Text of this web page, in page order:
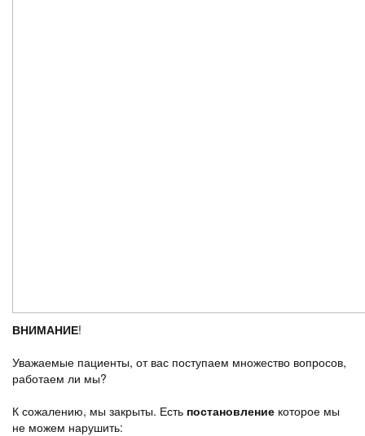
ВНИМАНИЕ!
Уважаемые пациенты, от вас поступаем множество вопросов,
работаем ли мы?
К сожалению, мы закрыты. Есть постановление которое мы
не можем нарушить: